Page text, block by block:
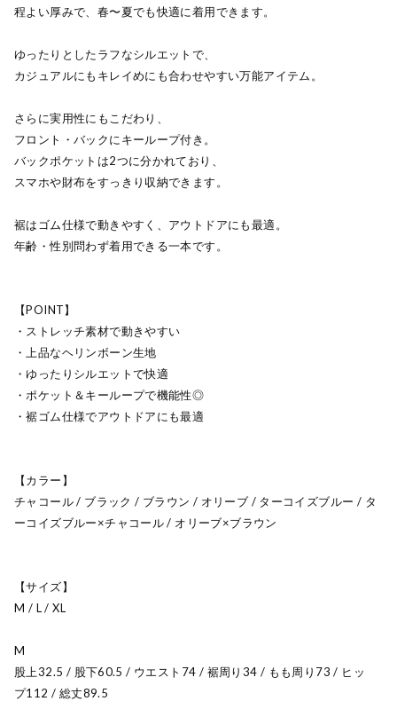
程よい厚みで、春〜夏でも快適に着用できます。
ゆったりとしたラフなシルエットで、
カジュアルにもキレイめにも合わせやすい万能アイテム。
さらに実用性にもこだわり、
フロント・バックにキーループ付き。
バックポケットは2つに分かれており、
スマホや財布をすっきり収納できます。
裾はゴム仕様で動きやすく、アウトドアにも最適。
年齢・性別問わず着用できる一本です。
【POINT】
・ストレッチ素材で動きやすい
・上品なヘリンボーン生地
・ゆったりシルエットで快適
・ポケット＆キーループで機能性◎
・裾ゴム仕様でアウトドアにも最適
【カラー】
チャコール / ブラック / ブラウン / オリーブ / ターコイズブルー / タ
ーコイズブルー×チャコール / オリーブ×ブラウン
【サイズ】
M / L / XL
M
股上32.5 / 股下60.5 / ウエスト74 / 裾周り34 / もも周り73 / ヒッ
プ112 / 総丈89.5